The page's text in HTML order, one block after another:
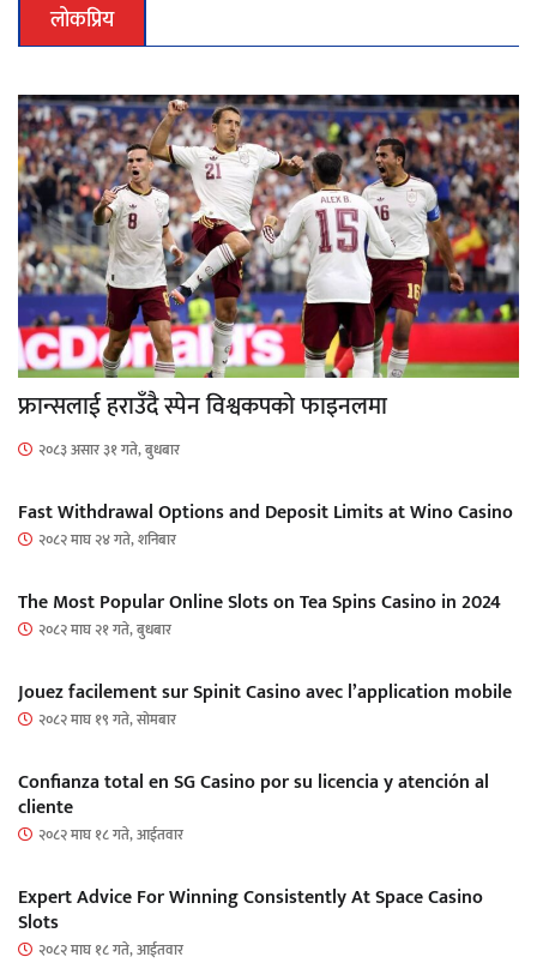
लोकप्रिय
फ्रान्सलाई हराउँदै स्पेन विश्वकपको फाइनलमा
२०८३ असार ३१ गते, बुधबार
Fast Withdrawal Options and Deposit Limits at Wino Casino
२०८२ माघ २४ गते, शनिबार
The Most Popular Online Slots on Tea Spins Casino in 2024
२०८२ माघ २१ गते, बुधबार
Jouez facilement sur Spinit Casino avec l’application mobile
२०८२ माघ १९ गते, सोमबार
Confianza total en SG Casino por su licencia y atención al
cliente
२०८२ माघ १८ गते, आईतवार
Expert Advice For Winning Consistently At Space Casino
Slots
२०८२ माघ १८ गते, आईतवार